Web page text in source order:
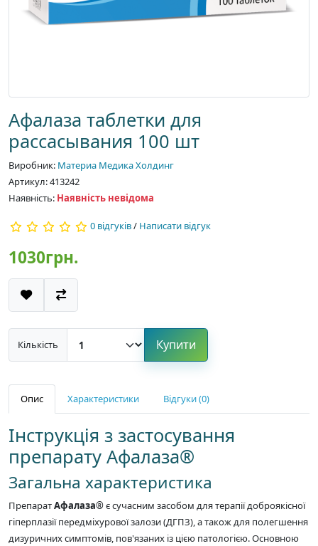
Афалаза таблетки для
рассасывания 100 шт
Виробник: Материа Медика Холдинг
Артикул: 413242
Наявність: Наявність невідома
0 відгуків/ Написати відгук
1030грн.
Кількість Купити
Опис Характеристики Відгуки (0)
Інструкція з застосування
препарату Афалаза®
Загальна характеристика
ПрепаратАфалаза®є сучасним засобом для терапії доброякісної
гіперплазії передміхурової залози (ДГПЗ), а також для полегшення
дизуричних симптомів, пов'язаних із цією патологією. Основною